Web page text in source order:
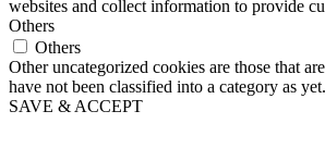
websites and collect information to provide
Others
Others
Other uncategorized cookies are those that
have not been classified into a category as yet.
SAVE & ACCEPT